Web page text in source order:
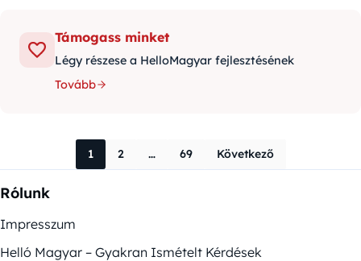
Támogass minket
Légy részese a HelloMagyar fejlesztésének
Tovább
Bejegyzések
1 2 … 69 Következő
Rólunk
Impresszum
Helló Magyar – Gyakran Ismételt Kérdések